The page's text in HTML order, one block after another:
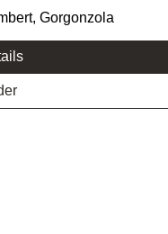
Gorgonzola